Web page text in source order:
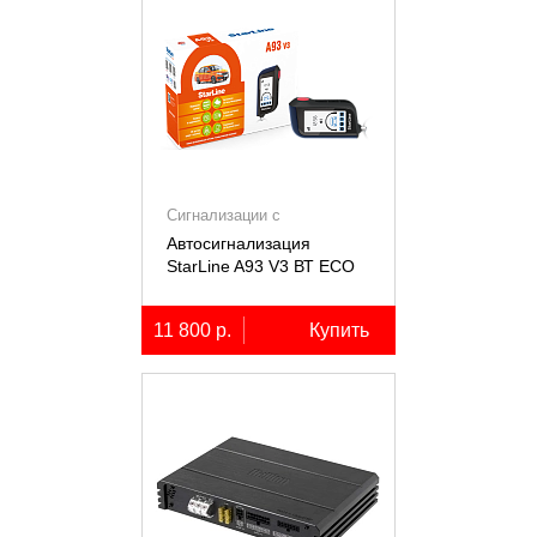
Сигнализации с
автозапуском
Автосигнализация
StarLine A93 V3 ВТ ECO
11 800 р. Купить